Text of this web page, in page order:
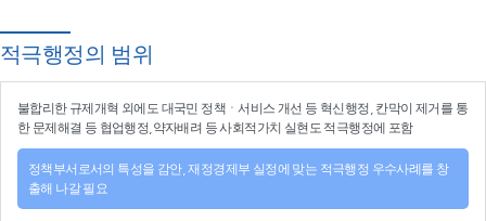
적극행정의 범위
불합리한 규제개혁 외에도 대국민 정책ㆍ서비스 개선 등 혁신행정 , 칸막이 제거를 통
한 문제해결 등 협업행정 ,약자배려 등사회적가치 실현 도 적극행정에 포함
정책부서로서의 특성을 감안, 재정경제부 실정에 맞는 적극행정 우수사례를 창
출해 나갈 필요